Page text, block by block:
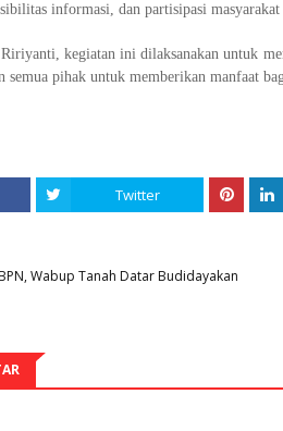
informasi, dan partisipasi masyarakat
kegiatan ini dilaksanakan untuk
semua pihak untuk memberikan manfaat
Twitter
Wabup Tanah Datar Budidayakan